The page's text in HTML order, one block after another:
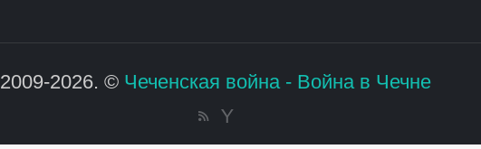
2009-2026. © Чеченская война - Война в Чечне